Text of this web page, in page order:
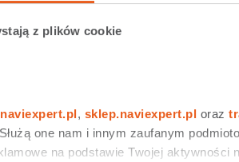
z plików cookie
naviexpert.pl, sklep.naviexpert.pl oraz
one nam i innym zaufanym
na podstawie Twojej
przez policjanta.
innych uczestników
w miejscuniedozwolonymprzez
niebieskie światło błyskowe).